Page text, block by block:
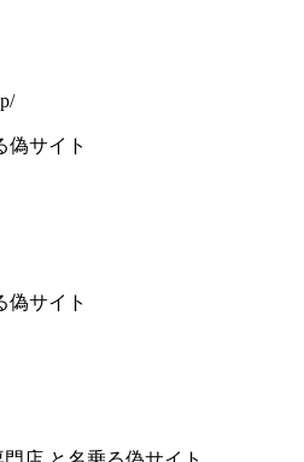
偽サイト
偽サイト